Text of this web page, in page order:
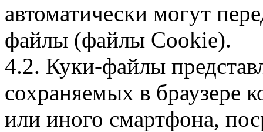
автоматически могут
файлы (файлы Cookie).
4.2. Куки-файлы
сохраняемых в браузере
или иного смартфона,